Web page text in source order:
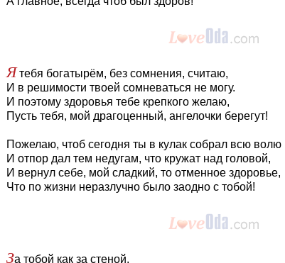
Я тебя богатырём, без сомнения, считаю,
И в решимости твоей сомневаться не могу.
И поэтому здоровья тебе крепкого желаю,
Пусть тебя, мой драгоценный, ангелочки берегут!
Пожелаю, чтоб сегодня ты в кулак собрал всю волю
И отпор дал тем недугам, что кружат над головой,
И вернул себе, мой сладкий, то отменное здоровье,
Что по жизни неразлучно было заодно с тобой!
За тобой как за стеной,